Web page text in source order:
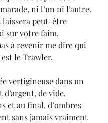
ni l’un ni l’autre.
laissera peut-être
sur votre faim.
à revenir me dire qui
est le Trawler.
vertigineuse dans un
de vide,
et au final, d’ombres
sans jamais vraiment